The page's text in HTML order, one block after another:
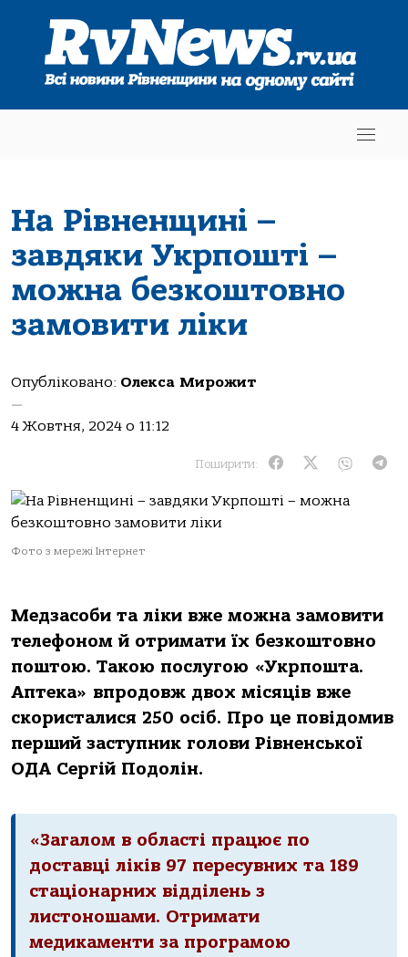
На Рівненщині –
завдяки Укрпошті –
можна безкоштовно
замовити ліки
Опубліковано: Олекса Мирожит
—
4 Жовтня, 2024 о 11:12
Поширити:
Фото з мережі Інтернет
Медзасоби та ліки вже можна замовити
телефоном й отримати їх безкоштовно
поштою. Такою послугою «Укрпошта.
Аптека» впродовж двох місяців вже
скористалися 250 осіб. Про це повідомив
перший заступник голови Рівненської
ОДА Сергій Подолін.
«Загалом в області працює по
доставці ліків 97 пересувних та 189
стаціонарних відділень з
листоношами. Отримати
медикаменти за програмою